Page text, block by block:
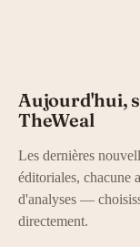
Aujourd'hui,
TheWeal
Les dernières
éditoriales, chacune
d'analyses —
directement.